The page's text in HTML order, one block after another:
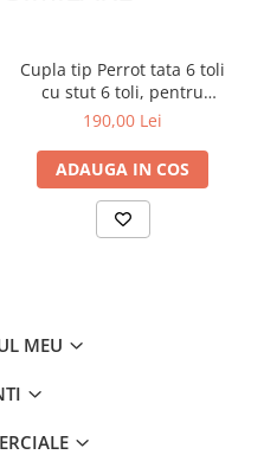
Cupla tip Perrot tata 6 toli
cu stut 6 toli, pentru
vidanja
190,00 Lei
ADAUGA IN COS
MEU